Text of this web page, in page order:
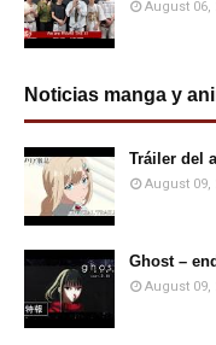
August 06,
Noticias manga y
Tráiler del
August 09,
Ghost –
August 09,